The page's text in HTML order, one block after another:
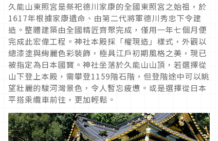
久能山東照宮是祭祀德川家康的全國東照宮之始祖，於
1617年根據家康遺命、由第二代將軍德川秀忠下令建
造。整體建築由全國精匠齊聚完成，僅用一年七個月便
完成此宏偉工程。神社本殿採「權現造」樣式，外觀以
總漆塗與絢麗色彩裝飾，極具江戶初期風格之美，現已
被指定為日本國寶。神社坐落於久能山山頂，若選擇從
山下登上本殿，需攀登1159階石階，但登階途中可以眺
望壯麗的駿河灣景色，令人暫忘疲憊。或是選擇從日本
平搭乘纜車前往，更加輕鬆。